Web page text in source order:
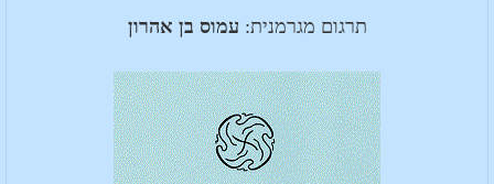
תרגום מגרמנית: עמוס בן אהרון